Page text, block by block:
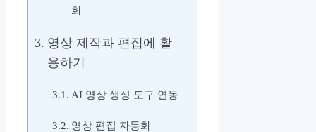
화
영상 제작과 편집에 활
용하기
AI 영상 생성 도구 연동
영상 편집 자동화